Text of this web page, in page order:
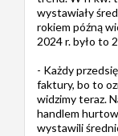
wystawiały
rokiem późną
2024 r. było to
- Każdy
faktury, bo to
widzimy teraz.
handlem
wystawili